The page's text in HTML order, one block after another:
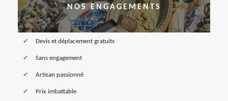
NOS ENGAGEMENTS
Devis et déplacement gratuits
Sans engagement
Artisan passionné
Prix imbattable